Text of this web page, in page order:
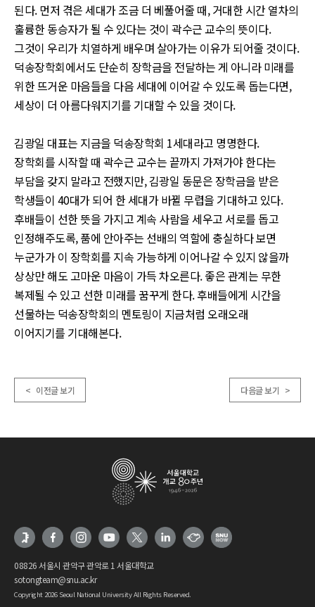
된다. 먼저 겪은 세대가 조금 더 베풀어줄 때, 거대한 시간 열차의
훌륭한 동승자가 될 수 있다는 것이 곽수근 교수의 뜻이다.
그것이 우리가 치열하게 배우며 살아가는 이유가 되어줄 것이다.
덕송장학회에서도 단순히 장학금을 전달하는 게 아니라 미래를
위한 뜨거운 마음들을 다음 세대에 이어갈 수 있도록 돕는다면,
세상이 더 아름다워지기를 기대할 수 있을 것이다.
김광일 대표는 지금을 덕송장학회 1세대라고 명명한다.
장학회를 시작할 때 곽수근 교수는 끝까지 가져가야 한다는
부담을 갖지 말라고 전했지만, 김광일 동문은 장학금을 받은
학생들이 40대가 되어 한 세대가 바뀔 무렵을 기대하고 있다.
후배들이 선한 뜻을 가지고 계속 사람을 세우고 서로를 돕고
인정해주도록, 품에 안아주는 선배의 역할에 충실하다 보면
누군가가 이 장학회를 지속 가능하게 이어나갈 수 있지 않을까
상상만 해도 고마운 마음이 가득 차오른다. 좋은 관계는 무한
복제될 수 있고 선한 미래를 꿈꾸게 한다. 후배들에게 시간을
선물하는 덕송장학회의 멘토링이 지금처럼 오래오래
이어지기를 기대해본다.
< 이전글 보기 다음글 보기 >
08826 서울시 관악구 관악로 1 서울대학교
sotongteam@snu.ac.kr
Copyright 2026 Seoul National University All Rights Reserved.